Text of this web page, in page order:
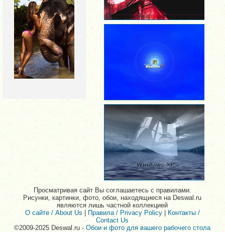
Просматривая сайт Вы соглашаетесь с правилами.
Рисунки, картинки, фото, обои, находящиеся на Deswal.ru
являются лишь частной коллекцией
О сайте / About Us
Правила / Privacy Policy| Контакты /
Contact Us
©2009-2025 Deswal.ru -Обои и фото для вашего рабочего стола